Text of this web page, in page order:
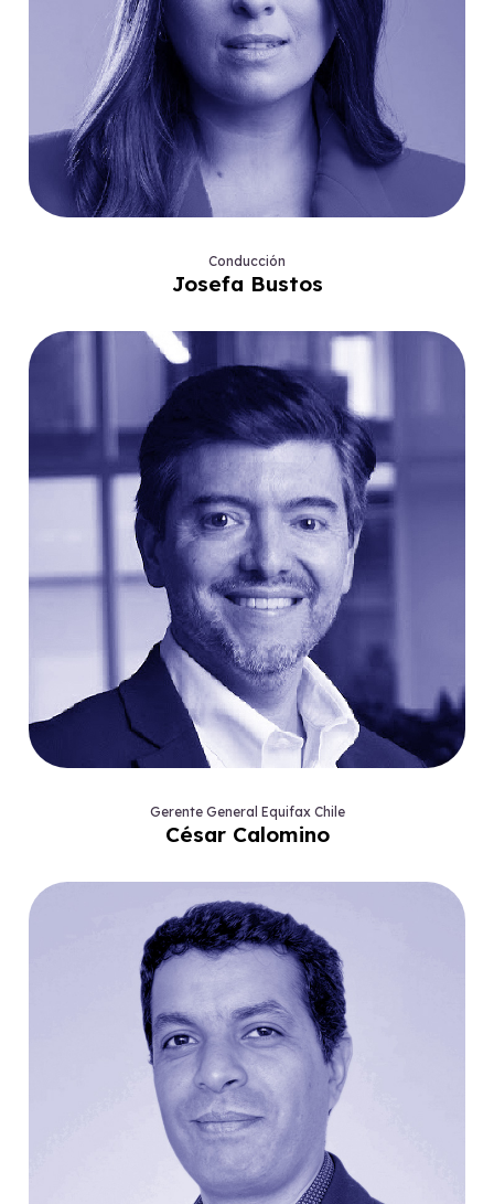
Conducción
Josefa Bustos
Gerente General Equifax Chile
César Calomino